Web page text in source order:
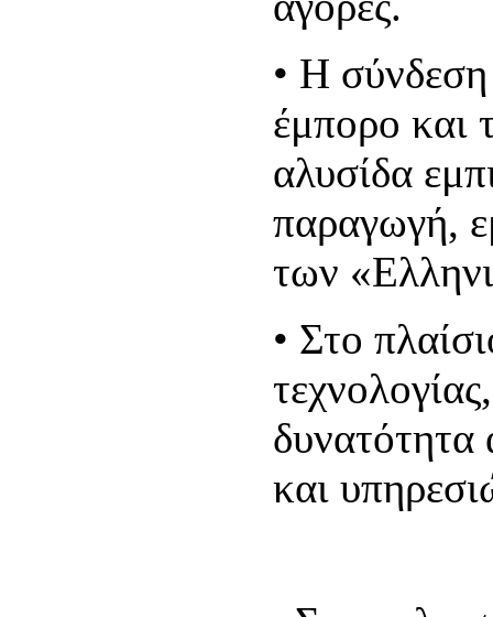
• Η
έμπορο και
αλυσίδα
παραγωγή,
των
• Στο
δυνατότητα
και